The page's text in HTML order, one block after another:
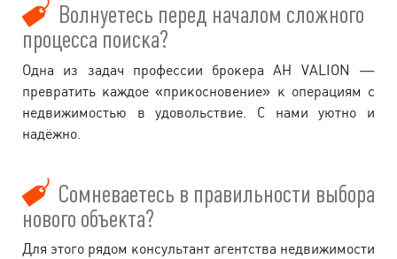
Волнуетесь перед началом сложного
процесса поиска?
Одна из задач профессии брокера АН VALION —
превратить каждое «прикосновение» к операциям с
недвижимостью в удовольствие. С нами уютно и
надёжно.
Сомневаетесь в правильности выбора
нового объекта?
Для этого рядом консультант агентства недвижимости